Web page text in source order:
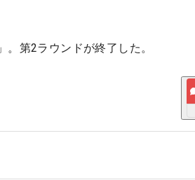
第2ラウンドが終了した。